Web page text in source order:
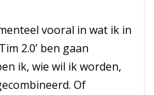
vooral in wat ik in
2.0’ ben gaan
ik, wie wil ik worden,
Of